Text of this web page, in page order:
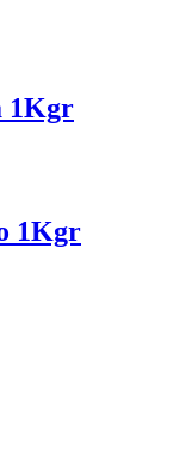
1Kgr
1Kgr